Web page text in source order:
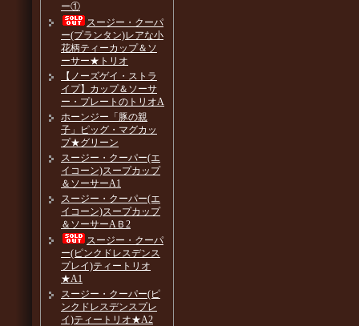
ー①
スージー・クーパ
ー(プランタン)レアな小
花柄ティーカップ＆ソ
ーサー★トリオ
【ノーズゲイ・ストラ
イプ】カップ＆ソーサ
ー・プレートのトリオA
ホーンジー「豚の親
子」ピッグ・マグカッ
プ★グリーン
スージー・クーパー(エ
イコーン)スープカップ
＆ソーサーA1
スージー・クーパー(エ
イコーン)スープカップ
＆ソーサーAＢ2
スージー・クーパ
ー(ピンクドレスデンス
プレイ)ティートリオ
★A1
スージー・クーパー(ピ
ンクドレスデンスプレ
イ)ティートリオ★A2